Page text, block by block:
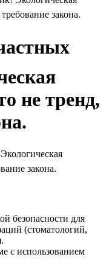
закона.
не тренд,
безопасности для
(стоматологий,
с использованием